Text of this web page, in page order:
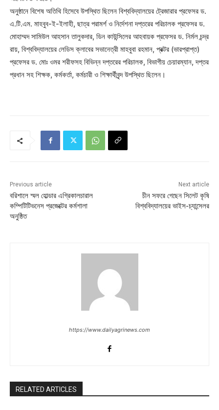
অনুষ্ঠানে বিশেষ অতিথি হিসেবে উপস্থিত ছিলেন বিশ্ববিদ্যালয়ের ট্রেজারার প্রফেসর ড.
এ.টি.এম. মাহবুব-ই-ইলাহী, ছাত্র পরামর্শ ও নির্দেশনা দপ্তরের পরিচালক প্রফেসর ড.
মোহাম্মদ সামিউল আহসান তালুকদার, ডিন কাউন্সিলের আহবায়ক প্রফেসর ড. নির্মল চন্দ্র
রায়, বিশ্ববিদ্যালয়ের লেডিস ক্লাবের সভানেত্রী মাহবুবা রহমান, প্রক্টর (ভারপ্রাপ্ত)
প্রফেসর ড. মোঃ ওমর শরীফসহ বিভিন্ন দপ্তরের পরিচালক, বিভাগীয় চেয়ারম্যান, দপ্তর
প্রধান সহ শিক্ষক, কর্মকর্তা, কর্মচারী ও শিক্ষার্থীবৃন্দ উপস্থিত ছিলেন।
Previous article
বরিশালে স্মল হোল্ডার এগ্রিকালচারাল
কম্পিটিটিভনেস প্রজেক্টের কর্মশালা
অনুষ্ঠিত
Next article
চীন সফরে গেছেন সিলেট কৃষি
বিশ্ববিদ্যালয়ের ভাইস-চ্যান্সেলর
https://www.dailyagrinews.com
RELATED ARTICLES